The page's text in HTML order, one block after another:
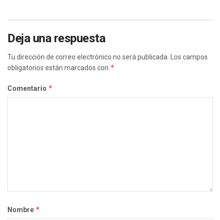
Deja una respuesta
Tu dirección de correo electrónico no será publicada. Los campos
obligatorios están marcados con *
Comentario *
Nombre *